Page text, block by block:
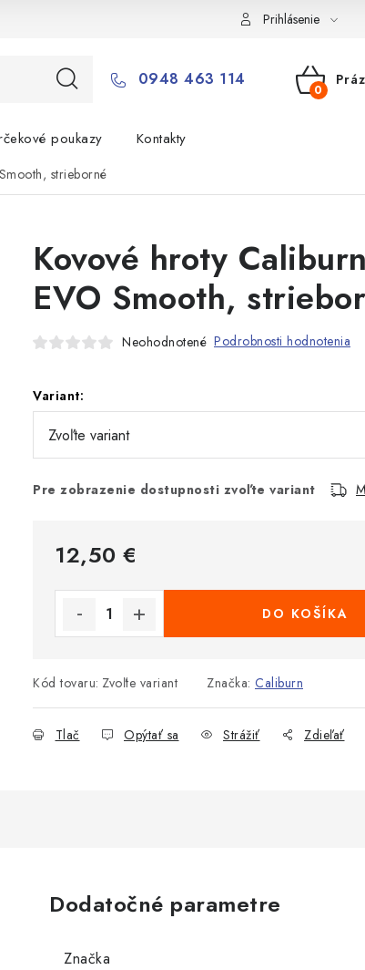
Prihlásenie
0948 463 114
poukazy Kontakty
strieborné
Kovové hroty
EVO Smooth,
Neohodnotené Podrobnosti hodnotenia
Variant:
Pre zobrazenie dostupnosti zvoľte variant
12,50 €
DO KOŠÍKA
Kód tovaru: Zvoľte variant Značka: Caliburn
Tlač Opýtať sa Strážiť Zdieľať
Dodatočné parametre
Značka